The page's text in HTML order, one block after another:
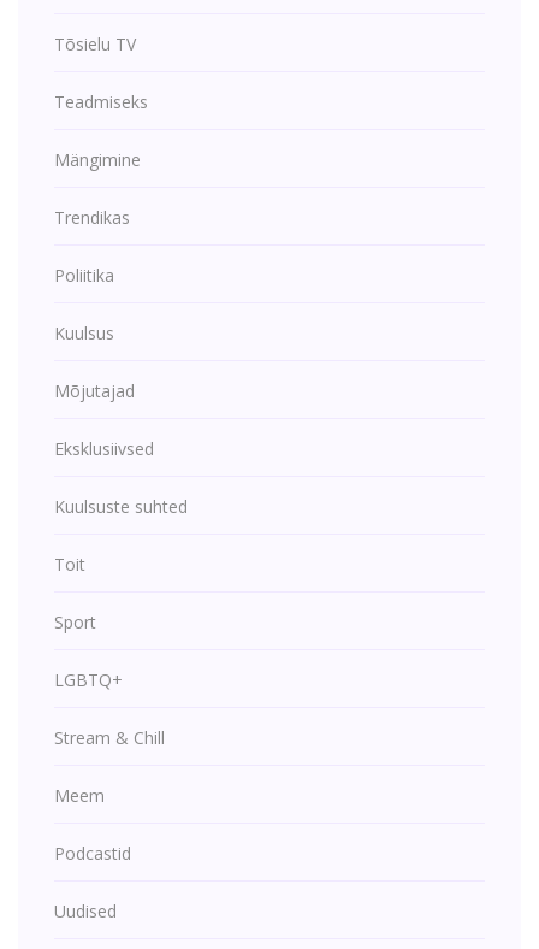
Tõsielu TV
Teadmiseks
Mängimine
Trendikas
Poliitika
Kuulsus
Mõjutajad
Eksklusiivsed
Kuulsuste suhted
Toit
Sport
LGBTQ+
Stream & Chill
Meem
Podcastid
Uudised